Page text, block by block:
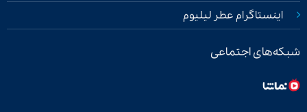
اینستاگرام عطر لیلیوم
شبکه‌های اجتماعی